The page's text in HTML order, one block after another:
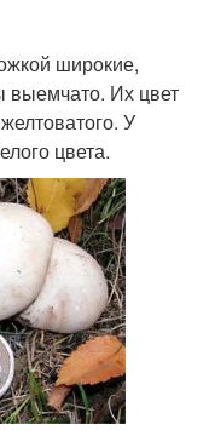
широкие,
выемчато. Их цвет
У
цвета.